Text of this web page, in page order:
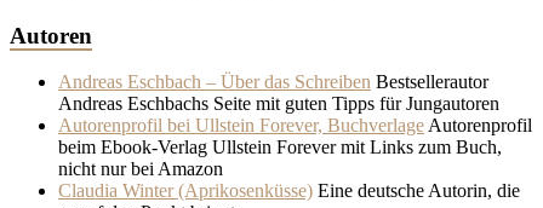
Autoren
Andreas Eschbach – Über das Schreiben Bestsellerautor
Andreas Eschbachs Seite mit guten Tipps für Jungautoren
Autorenprofil bei Ullstein Forever, Buchverlage Autorenprofil
beim Ebook-Verlag Ullstein Forever mit Links zum Buch,
nicht nur bei Amazon
Claudia Winter (Aprikosenküsse) Eine deutsche Autorin, die